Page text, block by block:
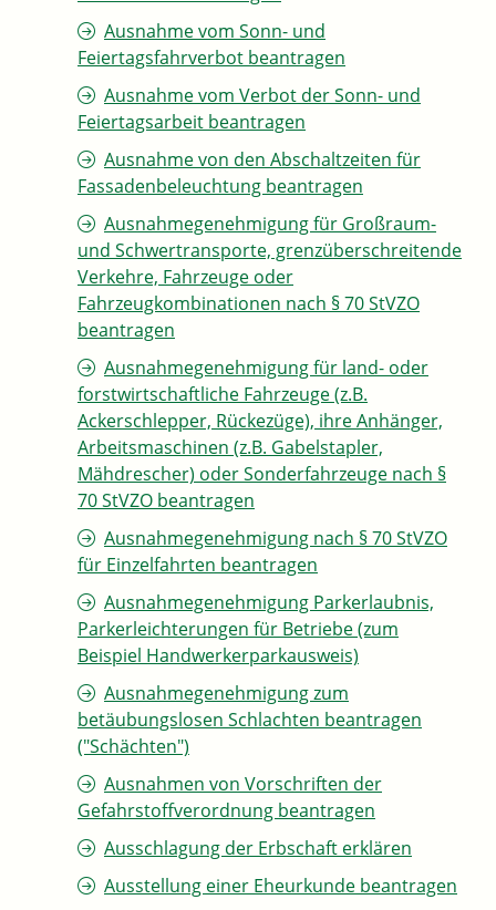
Ausnahme vom Sonn- und
Feiertagsfahrverbot beantragen
Ausnahme vom Verbot der Sonn- und
Feiertagsarbeit beantragen
Ausnahme von den Abschaltzeiten für
Fassadenbeleuchtung beantragen
Ausnahmegenehmigung für Großraum-
und Schwertransporte, grenzüberschreitende
Verkehre, Fahrzeuge oder
Fahrzeugkombinationen nach § 70 StVZO
beantragen
Ausnahmegenehmigung für land- oder
forstwirtschaftliche Fahrzeuge (z.B.
Ackerschlepper, Rückezüge), ihre Anhänger,
Arbeitsmaschinen (z.B. Gabelstapler,
Mähdrescher) oder Sonderfahrzeuge nach §
70 StVZO beantragen
Ausnahmegenehmigung nach § 70 StVZO
für Einzelfahrten beantragen
Ausnahmegenehmigung Parkerlaubnis,
Parkerleichterungen für Betriebe (zum
Beispiel Handwerkerparkausweis)
Ausnahmegenehmigung zum
betäubungslosen Schlachten beantragen
("Schächten")
Ausnahmen von Vorschriften der
Gefahrstoffverordnung beantragen
Ausschlagung der Erbschaft erklären
Ausstellung einer Eheurkunde beantragen